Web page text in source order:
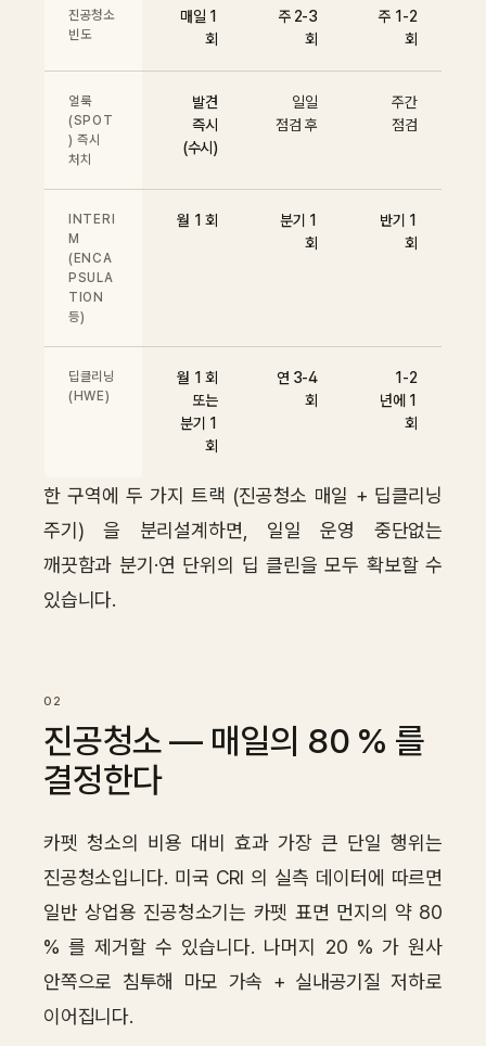
진공청소
빈도
매일 1
회
주 2-3
회
주 1-2
회
얼룩
(SPOT
) 즉시
처치
발견
즉시
(수시)
일일
점검 후
주간
점검
INTERI
M
(ENCA
PSULA
TION
등)
월 1 회
분기 1
회
반기 1
회
딥클리닝
(HWE)
월 1 회
또는
분기 1
회
연 3-4
회
1-2
년에 1
회
한 구역에 두 가지 트랙 (진공청소 매일 + 딥클리닝
주기) 을 분리설계하면, 일일 운영 중단없는
깨끗함과 분기·연 단위의 딥 클린을 모두 확보할 수
있습니다.
진공청소 — 매일의 80 % 를
결정한다
카펫 청소의 비용 대비 효과 가장 큰 단일 행위는
진공청소입니다. 미국 CRI 의 실측 데이터에 따르면
일반 상업용 진공청소기는 카펫 표면 먼지의 약 80
% 를 제거할 수 있습니다. 나머지 20 % 가 원사
안쪽으로 침투해 마모 가속 + 실내공기질 저하로
이어집니다.